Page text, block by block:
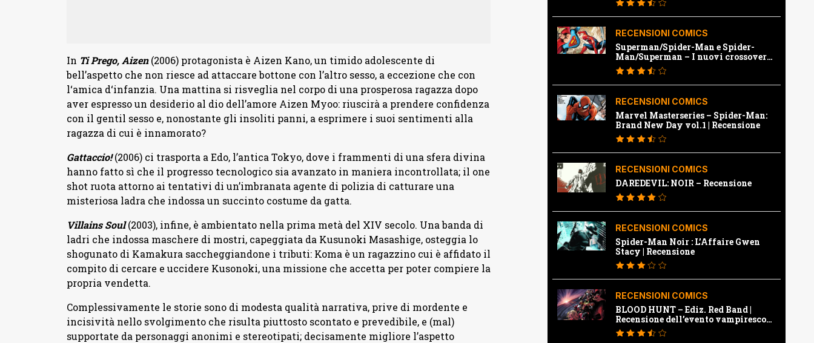
In Ti Prego, Aizen(2006) protagonista è Aizen Kano, un timido adolescente di
bell’aspetto che non riesce ad attaccare bottone con l’altro sesso, a eccezione che con
l‘amica d‘infanzia. Una mattina si risveglia nel corpo di una prosperosa ragazza dopo
aver espresso un desiderio al dio dell’amore Aizen Myoo: riuscirà a prendere confidenza
con il gentil sesso e, nonostante gli insoliti panni, a esprimere i suoi sentimenti alla
ragazza di cui è innamorato?
Gattaccio!(2006) ci trasporta a Edo, l’antica Tokyo, dove i frammenti di una sfera divina
hanno fatto sì che il progresso tecnologico sia avanzato in maniera incontrollata; il one
shot ruota attorno ai tentativi di un’imbranata agente di polizia di catturare una
misteriosa ladra che indossa un succinto costume da gatta.
Villains Soul(2003), infine, è ambientato nella prima metà del XIV secolo. Una banda di
ladri che indossa maschere di mostri, capeggiata da Kusunoki Masashige, osteggia lo
shogunato di Kamakura saccheggiandone i tributi: Koma è un ragazzino cui è affidato il
compito di cercare e uccidere Kusonoki, una missione che accetta per poter compiere la
propria vendetta.
Complessivamente le storie sono di modesta qualità narrativa, prive di mordente e
incisività nello svolgimento che risulta piuttosto scontato e prevedibile, e (mal)
supportate da personaggi anonimi e stereotipati; decisamente migliore l’aspetto
RECENSIONI COMICS
Superman/Spider-Man e Spider-
Man/Superman – I nuovi crossover
Marvel e Dc | Recensione
RECENSIONI COMICS
Marvel Masterseries – Spider-Man:
Brand New Day vol.1 | Recensione
RECENSIONI COMICS
DAREDEVIL: NOIR – Recensione
RECENSIONI COMICS
Spider-Man Noir : L’Affaire Gwen
Stacy | Recensione
RECENSIONI COMICS
BLOOD HUNT – Ediz. Red Band |
Recensione dell’evento vampiresco
della Marvel